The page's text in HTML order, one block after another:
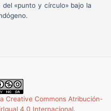
«punto y círculo» bajo la
Creative Commons Atribución-
4.0 Internacional.